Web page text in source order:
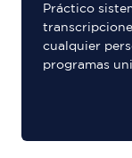
Práctico
cualquier
programas